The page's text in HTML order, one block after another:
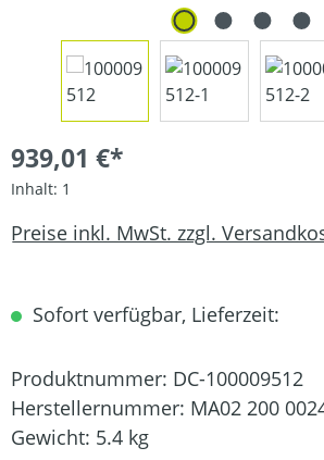
939,01 €*
Inhalt: 1
Preise inkl. MwSt. zzgl.
Sofort verfügbar, Lieferzeit:
Produktnummer: DC-100009512
Herstellernummer: MA02 200
Gewicht: 5.4 kg